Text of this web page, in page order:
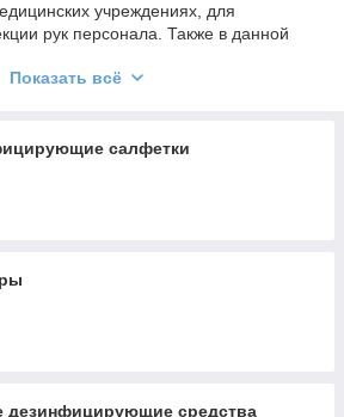
учреждениях, для
рук персонала. Также в данной
Они используются для очистки и
разного рода поверхностей вы
группе.
Показать всё
салфетки
дезинфицирующие средства